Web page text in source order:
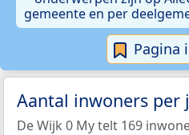
gemeente en per
Pagina
Aantal inwoners per
De Wijk 0 My telt 169